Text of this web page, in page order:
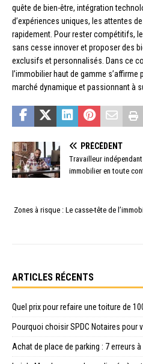
quête de bien-être, intégration
d’expériences uniques, les attentes
rapidement. Pour rester compétitifs,
sans cesse innover et proposer des
exclusifs et personnalisés. Dans ce
l’immobilier haut de gamme
marché dynamique et passionnant à
PRÉCÉDENT
Travailleur
immobilier en toute
Zones à risque : Le casse-tête de
ARTICLES RÉCENTS
Quel prix pour refaire une toiture de
Pourquoi choisir SPDC Notaires pour
Achat de place de parking : 7 erreurs